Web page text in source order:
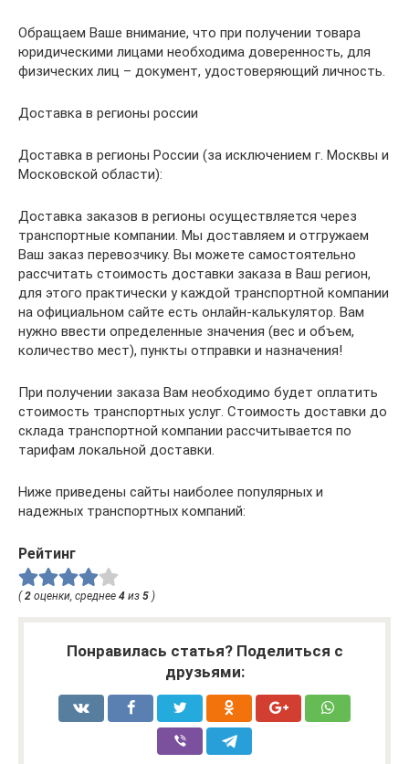
Обращаем Ваше внимание, что при получении товара
юридическими лицами необходима доверенность, для
физических лиц – документ, удостоверяющий личность.
Доставка в регионы россии
Доставка в регионы России (за исключением г. Москвы и
Московской области):
Доставка заказов в регионы осуществляется через
транспортные компании. Мы доставляем и отгружаем
Ваш заказ перевозчику. Вы можете самостоятельно
рассчитать стоимость доставки заказа в Ваш регион,
для этого практически у каждой транспортной компании
на официальном сайте есть онлайн-калькулятор. Вам
нужно ввести определенные значения (вес и объем,
количество мест), пункты отправки и назначения!
При получении заказа Вам необходимо будет оплатить
стоимость транспортных услуг. Стоимость доставки до
склада транспортной компании рассчитывается по
тарифам локальной доставки.
Ниже приведены сайты наиболее популярных и
надежных транспортных компаний:
Рейтинг
( 2 оценки, среднее 4 из 5 )
Понравилась статья? Поделиться с
друзьями: